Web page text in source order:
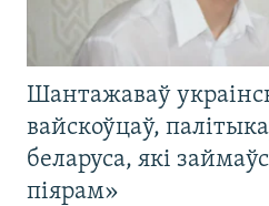
Шантажаваў
вайскоўцаў,
беларуса, які
піярам»